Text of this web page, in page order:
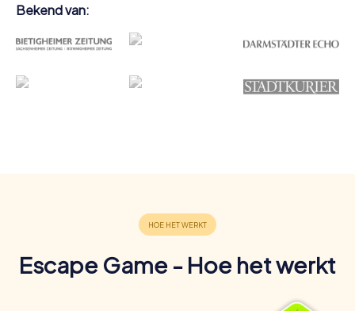
Bekend van:
Escape Game - Hoe het werkt